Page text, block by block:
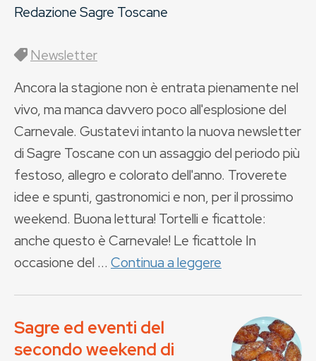
Redazione Sagre Toscane
Newsletter
Ancora la stagione non è entrata pienamente nel
vivo, ma manca davvero poco all'esplosione del
Carnevale. Gustatevi intanto la nuova newsletter
di Sagre Toscane con un assaggio del periodo più
festoso, allegro e colorato dell'anno. Troverete
idee e spunti, gastronomici e non, per il prossimo
weekend. Buona lettura! Tortelli e ficattole:
anche questo è Carnevale! Le ficattole In
occasione del ... Continua a leggere
Sagre ed eventi del
secondo weekend di